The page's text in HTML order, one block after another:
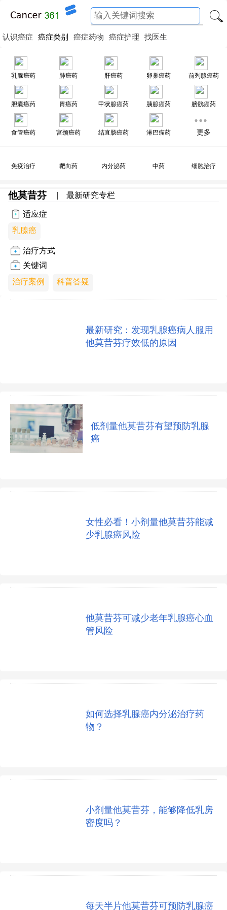
认识癌症 癌症类别 癌症药物 癌症护理 找医生
乳腺癌药 肺癌药 肝癌药 卵巢癌药 前列腺癌药
胆囊癌药 胃癌药 甲状腺癌药 胰腺癌药 膀胱癌药
食管癌药 宫颈癌药 结直肠癌药 淋巴瘤药 更多
免疫治疗 靶向药 内分泌药 中药 细胞治疗
他莫昔芬 最新研究专栏
适应症
乳腺癌
治疗方式
关键词
治疗案例
科普答疑
最新研究：发现乳腺癌病人服用
他莫昔芬疗效低的原因
低剂量他莫昔芬有望预防乳腺
癌
女性必看！小剂量他莫昔芬能减
少乳腺癌风险
他莫昔芬可减少老年乳腺癌心血
管风险
如何选择乳腺癌内分泌治疗药
物？
小剂量他莫昔芬，能够降低乳房
密度吗？
每天半片他莫昔芬可预防乳腺癌